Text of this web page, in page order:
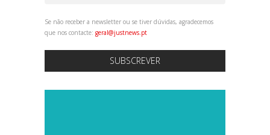
Se não receber a newsletter ou se tiver dúvidas, agradecemos
que nos contacte: geral@justnews.pt
SUBSCREVER